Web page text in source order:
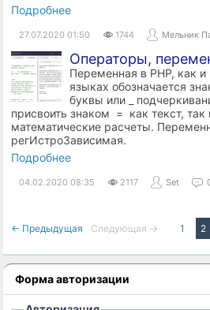
Подробнее
27.07.2020 01:50 1744 Мельник
Операторы,
Переменная в PHP, как и
языках обозначается
буквы или _
присвоить знаком = как текст,
математические расчеты.
регИстроЗависимая.
Подробнее
04.02.2020 08:35 2117 Set
← Предыдущая Следующая → 1 2
Форма авторизации